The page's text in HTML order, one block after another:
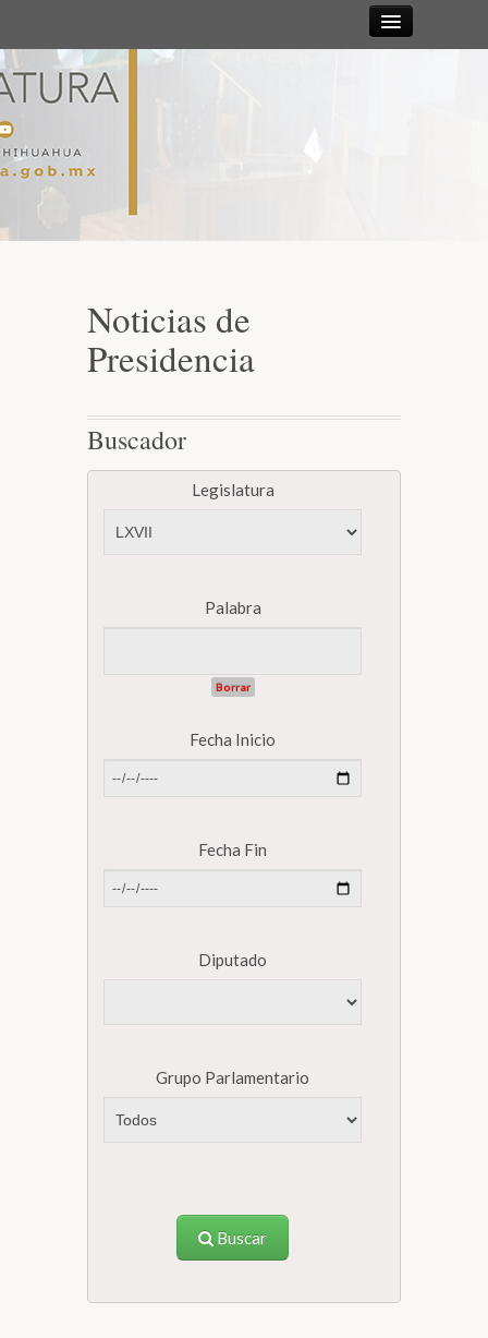
Mesa Directiva y Diputación Permanente
Noticias de
Presidencia
Buscador
Legislatura
Palabra
Borrar
Fecha Inicio
Fecha Fin
Diputado
Grupo Parlamentario
Buscar